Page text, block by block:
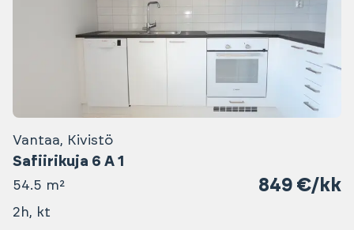
Vantaa, Kivistö
Safiirikuja 6 A 1
54.5 m² 849 €/kk
2h, kt